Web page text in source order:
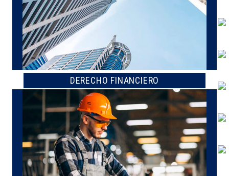
DERECHO FINANCIERO